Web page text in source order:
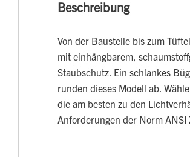
Beschreibung
Von der Baustelle bis zum
mit einhängbarem,
Staubschutz. Ein schlankes
runden dieses Modell ab.
die am besten zu den
Anforderungen der Norm